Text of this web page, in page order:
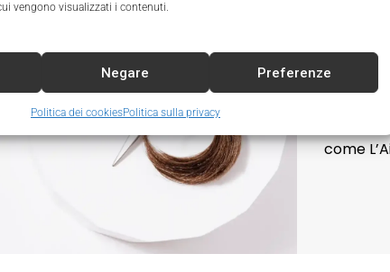
vengono visualizzati i contenuti.
Negare Preferenze
Politica dei cookiesPolitica sulla privacy
“tutto
come